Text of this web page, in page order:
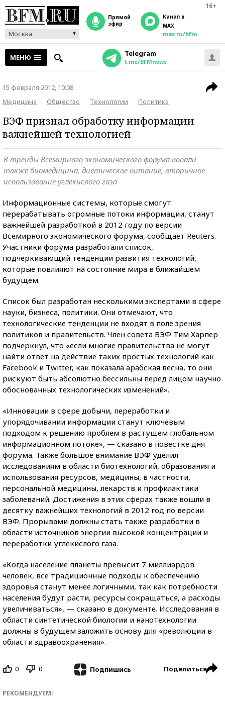
16+
Москва
прямой
эфир
Канал в
MAX
max.ru/bfm
МЕНЮ Telegram
t.me/BFMnews
15 февраля 2012, 10:08
Медицина
Общество Технологии Политика
ВЭФ признал обработку информации
важнейшей технологией
В тренды Всемирного экономического форума попали
также биомедицина, диетическое питание, вторичное
использование углекислого газа
Информационные системы, которые смогут
перерабатывать огромные потоки информации, станут
важнейшей разработкой в 2012 году по версии
Всемирного экономического форума, сообщает Reuters.
Участники форума разработали список,
подчеркивающий тенденции развития технологий,
которые повлияют на состояние мира в ближайшем
будущем.
Список был разработан несколькими экспертами в сфере
науки, бизнеса, политики. Они отмечают, что
технологические тенденции не входят в поле зрения
политиков и правительств. Член совета ВЭФ Тим Харпер
подчеркнул, что «если многие правительства не могут
найти ответ на действие таких простых технологий как
Facebook и Twitter, как показала арабская весна, то они
рискуют быть абсолютно бессильны перед лицом научно
обоснованных технологических изменений».
«Инновации в сфере добычи, переработки и
упорядочивании информации станут ключевым
подходом к решению проблем в растущем глобальном
информационном потоке», — сказано в повестке дня
форума. Также большое внимание ВЭФ уделил
исследованиям в области биотехнологий, образования и
использования ресурсов, медицины, в частности,
персональной медицины, лекарств и профилактики
заболеваний. Достижения в этих сферах также вошли в
десятку важнейших технологий в 2012 год по версии
ВЭФ. Прорывами должны стать также разработки в
области источников энергии высокой концентрации и
переработки углекислого газа.
«Когда население планеты превысит 7 миллиардов
человек, все традиционные подходы к обеспечению
здоровья станут менее логичными, так как потребности
населения будут расти, ресурсы сокращаться, а расходы
увеличиваться», — сказано в документе. Исследования в
области синтетической биологии и нанотехнологии
должны в будущем заложить основу для «революции в
области здравоохранения».
0 0 Подпишись Поделиться
РЕКОМЕНДУЕМ: